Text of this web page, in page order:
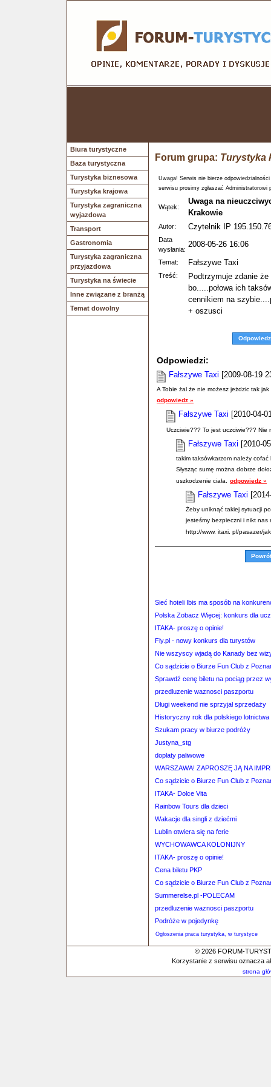
Biura turystyczne
Baza turystyczna
Turystyka biznesowa
Turystyka krajowa
Turystyka zagraniczna
wyjazdowa
Transport
Gastronomia
Turystyka zagraniczna
przyjazdowa
Turystyka na świecie
Inne związane z branżą
Temat dowolny
Forum grupa: Turystyka
Uwaga! Serwis nie bierze
serwisu prosimy zgłaszać Administratorowi
Wątek:
Uwaga na
Krakowie
Autor: Czytelnik IP
Data
wysłania:
2008-05-26 16:06
Temat: Fałszywe Taxi
Treść:
Podtrzymuje zdanie
bo.....połowa ich
cennikiem na
+ oszusci
Odpowiedz
Odpowiedzi:
Fałszywe Taxi [2009-08-19
A Tobie żal że nie możesz jeżdzic tak
odpowiedz »
Fałszywe Taxi [2010-04-
Uczciwie??? To jest uczciwie??? Nie
Fałszywe Taxi [2010-
takim taksówkarzom należy
Słysząc sumę można dobrze
uszkodzenie ciała.
odpowiedz »
Fałszywe Taxi
Żeby uniknąć takiej sytuacji
jesteśmy bezpieczni i nikt nas
http://www. itaxi. pl/pasazer/
Sieć hoteli Ibis ma sposób na
Polska Zobacz Więcej: konkurs dla
ITAKA- proszę o opinie!
Fly.pl - nowy konkurs dla turystów
Nie wszyscy wjadą do Kanady bez
Co sądzicie o Biurze Fun Club z
Sprawdź cenę biletu na pociąg przez
przedluzenie waznosci paszportu
Długi weekend nie sprzyjał sprzedaży
Historyczny rok dla polskiego lotnictwa
Szukam pracy w biurze podróży
Justyna_stg
doplaty paliwowe
WARSZAWA! ZAPROSZĘ JĄ NA
Co sądzicie o Biurze Fun Club z
ITAKA- Dolce Vita
Rainbow Tours dla dzieci
Wakacje dla singli z dziećmi
Lublin otwiera się na ferie
WYCHOWAWCA KOLONIJNY
ITAKA- proszę o opinie!
Cena biletu PKP
Co sądzicie o Biurze Fun Club z
Summerelse.pl -POLECAM
przedluzenie waznosci paszportu
Podróże w pojedynkę
Ogłoszenia praca turystyka, w turystyce
© 2026 FORUM-
Korzystanie z serwisu oznacza
strona